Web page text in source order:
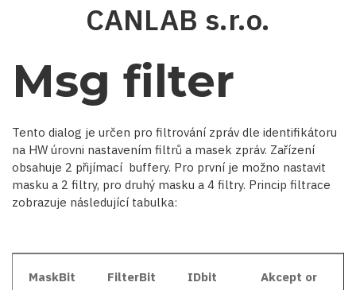
CANLAB s.r.o.
Msg filter
Tento dialog je určen pro filtrování zpráv dle identifikátoru
na HW úrovni nastavením filtrů a masek zpráv. Zařízení
obsahuje 2 přijímací buffery. Pro první je možno nastavit
masku a 2 filtry, pro druhý masku a 4 filtry. Princip filtrace
zobrazuje následující tabulka:
MaskBit
FilterBit
IDbit
Akcept or